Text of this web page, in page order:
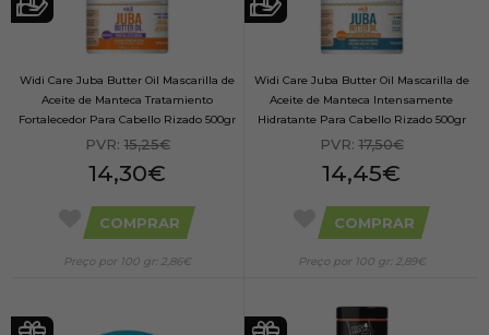
Widi Care Juba Butter Oil Mascarilla de
Aceite de Manteca Tratamiento
Fortalecedor Para Cabello Rizado 500gr
PVR:15,25€
14,30€
COMPRAR
Preço por 100 gr: 2,86€
Widi Care Juba Butter Oil Mascarilla de
Aceite de Manteca Intensamente
Hidratante Para Cabello Rizado 500gr
PVR:17,50€
14,45€
COMPRAR
Preço por 100 gr: 2,89€